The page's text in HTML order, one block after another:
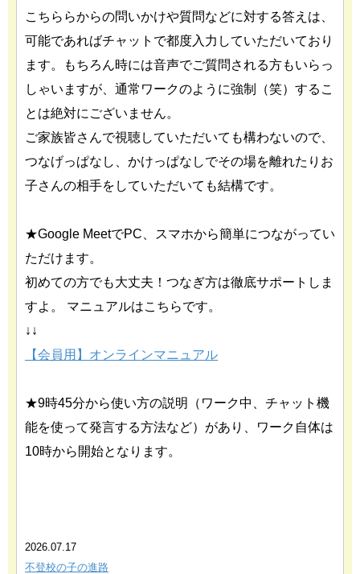
こちららからの問いかけや質問などに対する答えは、
可能であればチャットで都度入力していただいており
ます。もちろん時には音声でご質問される方もいらっ
しゃいますが、通常ワークのように強制（笑）するこ
とは絶対にございません。
ご家族皆さんで視聴していただいても構わないので、
つなげっぱなし、かけっぱなしでその場を離れたりお
子さんの相手をしていただいても結構です。
★Google MeetでPC、スマホから簡単につながってい
ただけます。
初めての方でも大丈夫！つなぎ方は徹底サポートしま
すよ。 マニュアルはこちらです。
↓↓
【会員用】オンラインマニュアル
★9時45分から使い方の説明（ワーク中、チャット機
能を使って発言する方法など）があり、ワーク自体は
10時から開始となります。
2026.07.17
不登校の子の進路